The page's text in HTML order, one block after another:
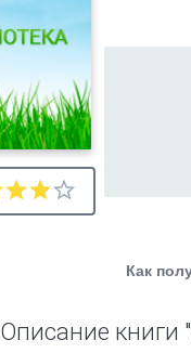
Как
Описание книги